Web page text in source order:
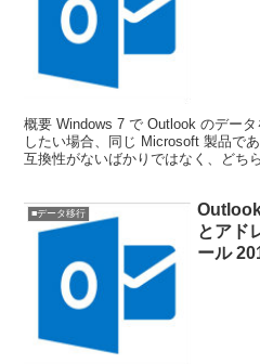
概要 Windows 7 で Outlook のデー
したい場合、同じ Microsoft 製品で
互換性がないばかりではなく、どち
■データ移行
とアド
ール